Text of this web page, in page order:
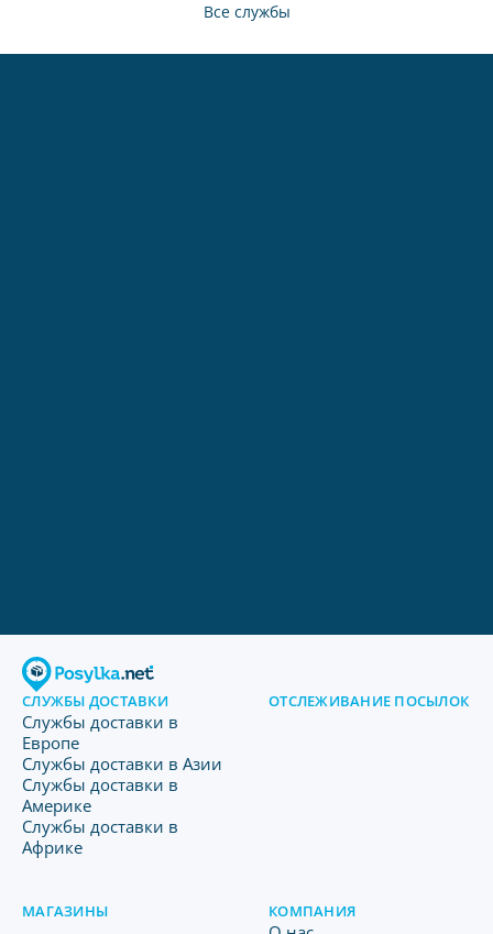
Все службы
СЛУЖБЫ ДОСТАВКИ
Службы доставки в
Европе
Службы доставки в Азии
Службы доставки в
Америке
Службы доставки в
Африке
ОТСЛЕЖИВАНИЕ ПОСЫЛОК
МАГАЗИНЫ КОМПАНИЯ